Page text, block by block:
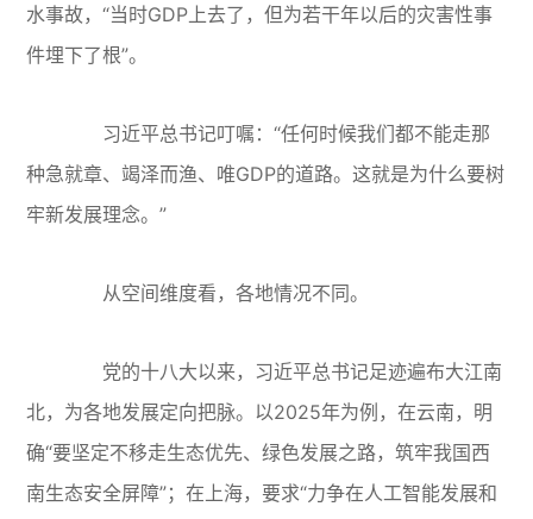
水事故，“当时GDP上去了，但为若干年以后的灾害性事
件埋下了根”。
习近平总书记叮嘱：“任何时候我们都不能走那
种急就章、竭泽而渔、唯GDP的道路。这就是为什么要树
牢新发展理念。”
从空间维度看，各地情况不同。
党的十八大以来，习近平总书记足迹遍布大江南
北，为各地发展定向把脉。以2025年为例，在云南，明
确“要坚定不移走生态优先、绿色发展之路，筑牢我国西
南生态安全屏障”；在上海，要求“力争在人工智能发展和